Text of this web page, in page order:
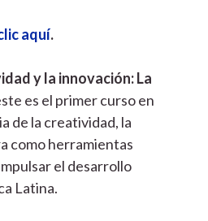
aquí.
y la innovación: La
es el primer curso en
de la creatividad, la
como herramientas
el desarrollo
Latina.